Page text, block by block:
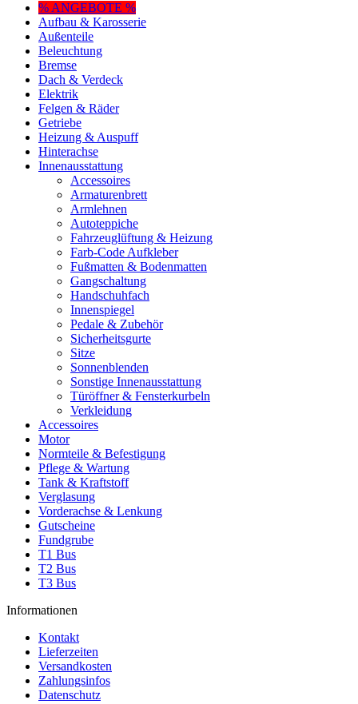
% ANGEBOTE %
Aufbau & Karosserie
Außenteile
Beleuchtung
Bremse
Dach & Verdeck
Elektrik
Felgen & Räder
Getriebe
Heizung & Auspuff
Hinterachse
Innenausstattung
Accessoires
Armaturenbrett
Armlehnen
Autoteppiche
Fahrzeuglüftung & Heizung
Farb-Code Aufkleber
Fußmatten & Bodenmatten
Gangschaltung
Handschuhfach
Innenspiegel
Pedale & Zubehör
Sicherheitsgurte
Sitze
Sonnenblenden
Sonstige Innenausstattung
Türöffner & Fensterkurbeln
Verkleidung
Accessoires
Motor
Normteile & Befestigung
Pflege & Wartung
Tank & Kraftstoff
Verglasung
Vorderachse & Lenkung
Gutscheine
Fundgrube
T1 Bus
T2 Bus
T3 Bus
Informationen
Kontakt
Lieferzeiten
Versandkosten
Zahlungsinfos
Datenschutz